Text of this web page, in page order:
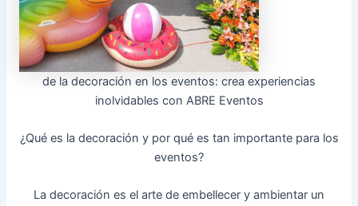
de la decoración en los eventos: crea experiencias
inolvidables con ABRE Eventos
¿Qué es la decoración y por qué es tan importante para los
eventos?
La decoración es el arte de embellecer y ambientar un